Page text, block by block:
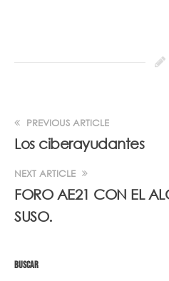
PREVIOUS ARTICLE
Los ciberayudantes
NEXT ARTICLE
FORO AE21 CON EL
SUSO.
BUSCAR